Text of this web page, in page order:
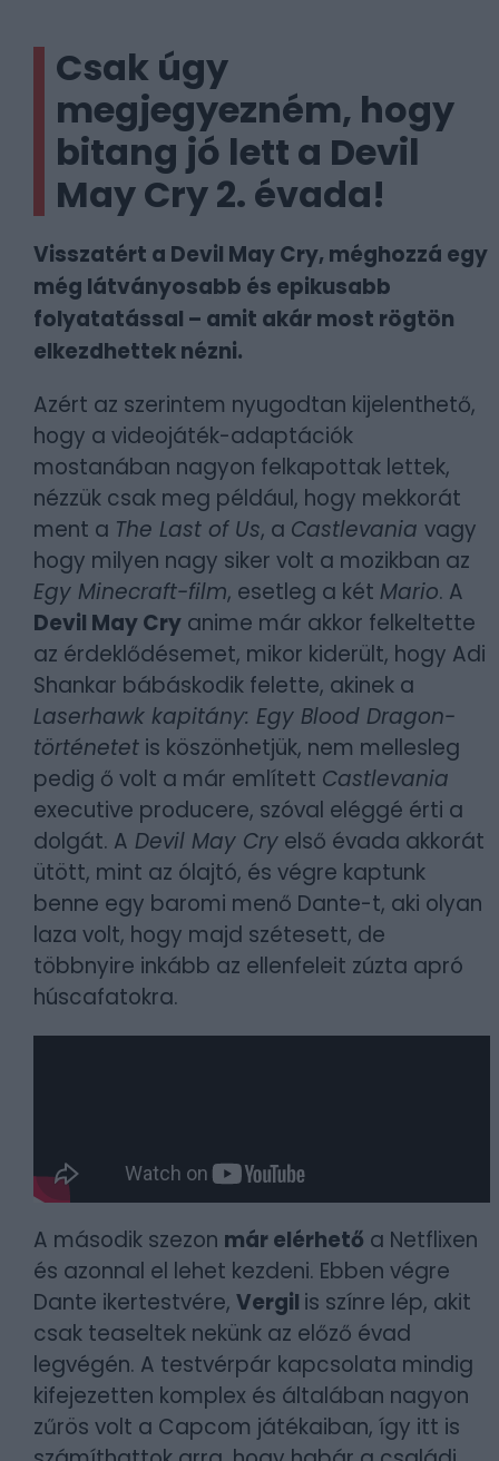
Csak úgy
megjegyezném, hogy
bitang jó lett a Devil
May Cry 2. évada!
Visszatért a Devil May Cry, méghozzá egy
még látványosabb és epikusabb
folyatatással – amit akár most rögtön
elkezdhettek nézni.
Azért az szerintem nyugodtan kijelenthető,
hogy a videojáték-adaptációk
mostanában nagyon felkapottak lettek,
nézzük csak meg például, hogy mekkorát
ment a The Last of Us, a Castlevania vagy
hogy milyen nagy siker volt a mozikban az
Egy Minecraft-film, esetleg a két Mario. A
Devil May Cry anime már akkor felkeltette
az érdeklődésemet, mikor kiderült, hogy Adi
Shankar bábáskodik felette, akinek a
Laserhawk kapitány: Egy Blood Dragon-
történetet is köszönhetjük, nem mellesleg
pedig ő volt a már említett Castlevania
executive producere, szóval eléggé érti a
dolgát. A Devil May Cry első évada akkorát
ütött, mint az ólajtó, és végre kaptunk
benne egy baromi menő Dante-t, aki olyan
laza volt, hogy majd szétesett, de
többnyire inkább az ellenfeleit zúzta apró
húscafatokra.
A második szezon már elérhető a Netflixen
és azonnal el lehet kezdeni. Ebben végre
Dante ikertestvére, Vergil is színre lép, akit
csak teaseltek nekünk az előző évad
legvégén. A testvérpár kapcsolata mindig
kifejezetten komplex és általában nagyon
zűrös volt a Capcom játékaiban, így itt is